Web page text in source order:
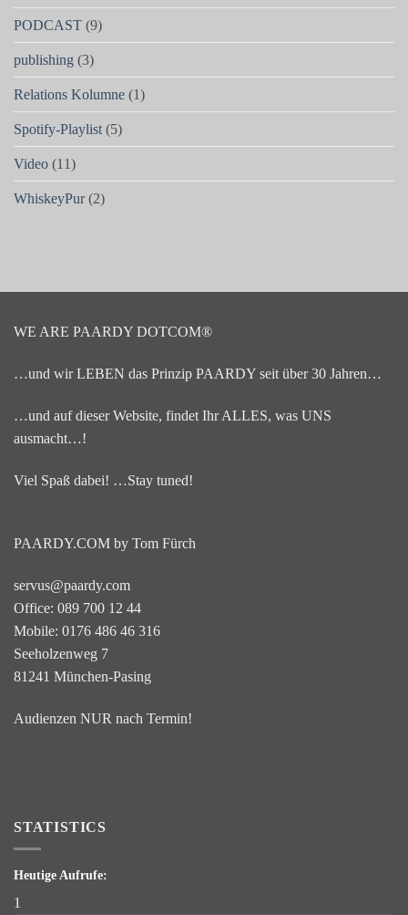
PODCAST (9)
publishing (3)
Relations Kolumne (1)
Spotify-Playlist (5)
Video (11)
WhiskeyPur(2)
WE ARE PAARDY DOTCOM®
…und wir LEBEN das Prinzip PAARDY seit über 30 Jahren…
…und auf dieser Website, findet Ihr ALLES, was UNS
ausmacht…!
Viel Spaß dabei! …Stay tuned!
PAARDY.COM by Tom Fürch
servus@paardy.com
Office: 089 700 12 44
Mobile: 0176 486 46 316
Seeholzenweg 7
81241 München-Pasing
Audienzen NUR nach Termin!
STATISTICS
Heutige Aufrufe:
1